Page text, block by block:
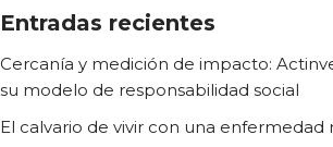
Entradas recientes
Cercanía y medición de impacto:
su modelo de responsabilidad social
El calvario de vivir con una enfermedad